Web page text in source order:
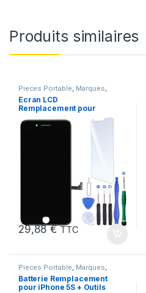
Produits similaires
Pieces Portable, Marques,
Apple iPhone 7 Plus
Ecran LCD
Remplacement pour
+Verre Trempe +Kit
29,88€ TTC
Pieces Portable, Marques,
Apple iPhone 5s Batteries et
chargeurs,Batteries Apple
Batterie Remplacement
pour iPhone 5S + Outils